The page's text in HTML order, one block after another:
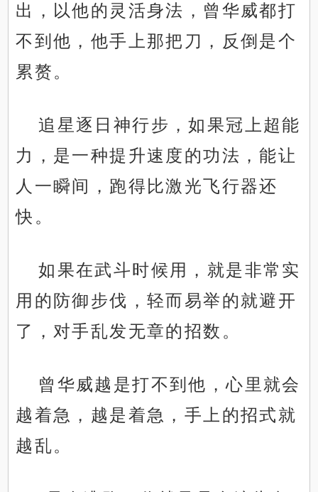
出，以他的灵活身法，曾华威都打
不到他，他手上那把刀，反倒是个
累赘。
追星逐日神行步，如果冠上超能
力，是一种提升速度的功法，能让
人一瞬间，跑得比激光飞行器还
快。
如果在武斗时候用，就是非常实
用的防御步伐，轻而易举的就避开
了，对手乱发无章的招数。
曾华威越是打不到他，心里就会
越着急，越是着急，手上的招式就
越乱。